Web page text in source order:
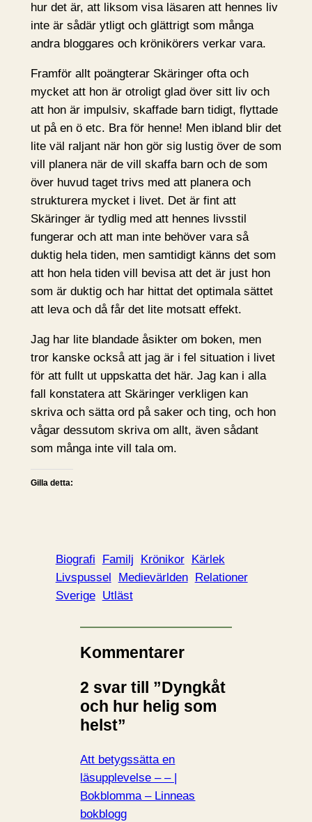
hur det är, att liksom visa läsaren att hennes liv
inte är sådär ytligt och glättrigt som många
andra bloggares och krönikörers verkar vara.
Framför allt poängterar Skäringer ofta och
mycket att hon är otroligt glad över sitt liv och
att hon är impulsiv, skaffade barn tidigt, flyttade
ut på en ö etc. Bra för henne! Men ibland blir det
lite väl raljant när hon gör sig lustig över de som
vill planera när de vill skaffa barn och de som
över huvud taget trivs med att planera och
strukturera mycket i livet. Det är fint att
Skäringer är tydlig med att hennes livsstil
fungerar och att man inte behöver vara så
duktig hela tiden, men samtidigt känns det som
att hon hela tiden vill bevisa att det är just hon
som är duktig och har hittat det optimala sättet
att leva och då får det lite motsatt effekt.
Jag har lite blandade åsikter om boken, men
tror kanske också att jag är i fel situation i livet
för att fullt ut uppskatta det här. Jag kan i alla
fall konstatera att Skäringer verkligen kan
skriva och sätta ord på saker och ting, och hon
vågar dessutom skriva om allt, även sådant
som många inte vill tala om.
Gilla detta:
Biografi Familj Krönikor Kärlek
Livspussel
Medievärlden Relationer
Sverige Utläst
Kommentarer
2 svar till ”Dyngkåt
och hur helig som
helst”
Att betygssätta en
läsupplevelse – – |
Bokblomma – Linneas
bokblogg